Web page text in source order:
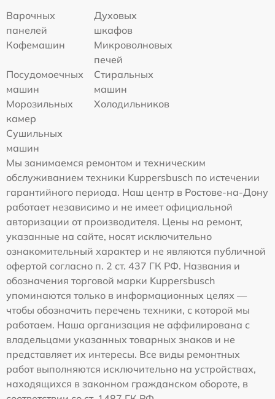
Варочных
панелей
Духовых
шкафов
Кофемашин
Микроволновых
печей
Посудомоечных
машин
Стиральных
машин
Морозильных
камер
Холодильников
Сушильных
машин
Мы занимаемся ремонтом и техническим
обслуживанием техники Kuppersbusch по истечении
гарантийного периода. Наш центр в Ростове-на-Дону
работает независимо и не имеет официальной
авторизации от производителя. Цены на ремонт,
указанные на сайте, носят исключительно
ознакомительный характер и не являются публичной
офертой согласно п. 2 ст. 437 ГК РФ. Названия и
обозначения торговой марки Kuppersbusch
упоминаются только в информационных целях —
чтобы обозначить перечень техники, с которой мы
работаем. Наша организация не аффилирована с
владельцами указанных товарных знаков и не
представляет их интересы. Все виды ремонтных
работ выполняются исключительно на устройствах,
находящихся в законном гражданском обороте, в